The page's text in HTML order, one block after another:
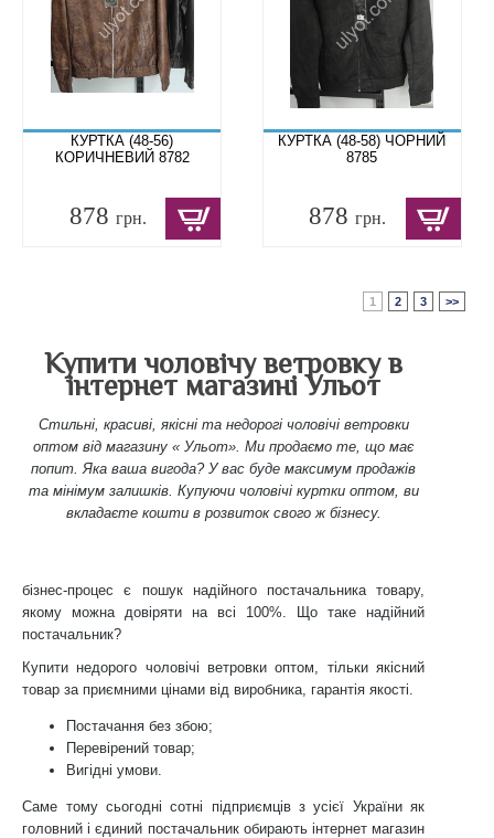
КУРТКА (48-56)
КОРИЧНЕВИЙ 8782
878 грн.
КУРТКА (48-58) ЧОРНИЙ
8785
878грн.
1 2 3 >>
Купити чоловічу ветровку в
інтернет магазині Ульот
Стильні, красиві, якісні та недорогі чоловічі ветровки
оптом від магазину « Ульот». Ми продаємо те, що має
попит. Яка ваша вигода? У вас буде максимум продажів
та мінімум залишків. Купуючи чоловічі куртки оптом, ви
вкладаєте кошти в розвиток свого ж бізнесу.
бізнес-процес є пошук надійного постачальника товару,
якому можна довіряти на всі 100%. Що таке надійний
постачальник?
Купити недорого чоловічі ветровки оптом, тільки якісний
товар за приємними цінами від виробника, гарантія якості.
Постачання без збою;
Перевірений товар;
Вигідні умови.
Саме тому сьогодні сотні підприємців з усієї України як
головний і єдиний постачальник обирають інтернет магазин